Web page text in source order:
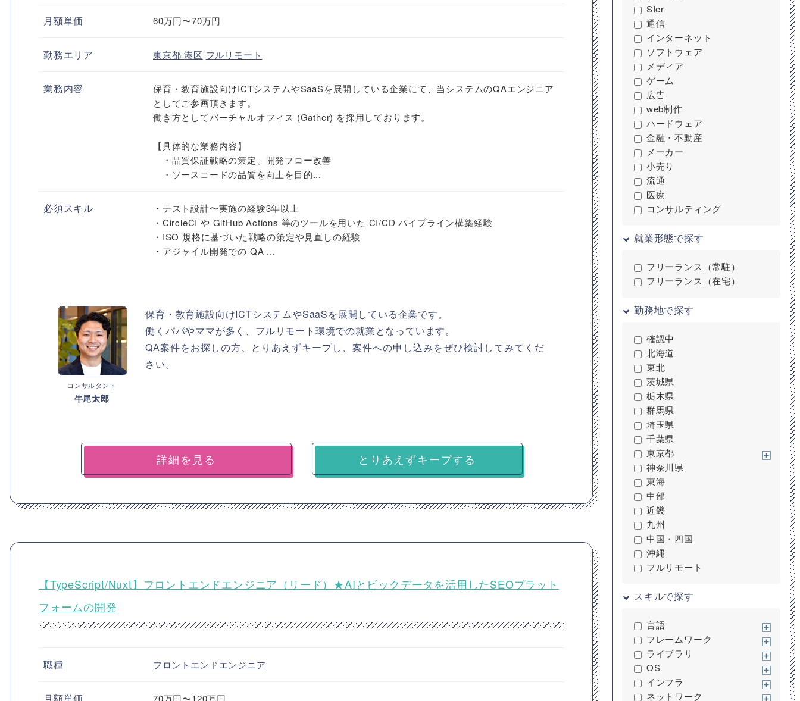
月額単価 60万円〜70万円
勤務エリア 東京都港区 フルリモート
業務内容
保育・教育施設向けICTシステムやSaaSを展開している企業にて、当システムのQAエンジニア
としてご参画頂きます。
働き方としてバーチャルオフィス (Gather) を採用しております。
【具体的な業務内容】
・品質保証戦略の策定、開発フロー改善
・ソースコードの品質を向上を目的...
必須スキル
・テスト設計〜実施の経験3年以上
・CircleCI や GitHub Actions 等のツールを用いた CI/CD パイプライン構築経験
・ISO 規格に基づいた戦略の策定や見直しの経験
・アジャイル開発での QA ...
コンサルタント
牛尾太郎
保育・教育施設向けICTシステムやSaaSを展開している企業です。
働くパパやママが多く、フルリモート環境での就業となっています。
QA案件をお探しの方、とりあえずキープし、案件への申し込みをぜひ検討してみてくだ
さい。
詳細を見る とりあえずキープする
【TypeScript/Nuxt】フロントエンドエンジニア（リード）★AIとビックデータを活用したSEOプラット
フォームの開発
職種 フロントエンドエンジニア
月額単価 70万円〜120万円
SIer
通信
インターネット
ソフトウェア
メディア
ゲーム
広告
web制作
ハードウェア
金融・不動産
メーカー
小売り
流通
医療
コンサルティング
就業形態で探す
フリーランス（常駐）
フリーランス（在宅）
勤務地で探す
確認中
北海道
東北
茨城県
栃木県
群馬県
埼玉県
千葉県
東京都
神奈川県
東海
中部
近畿
九州
中国・四国
沖縄
フルリモート
スキルで探す
言語
フレームワーク
ライブラリ
OS
インフラ
ネットワーク